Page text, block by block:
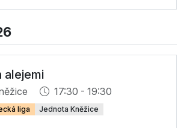
alejemi
17:30 - 19:30
liga Jednota Kněžice